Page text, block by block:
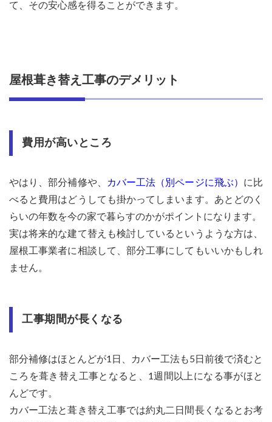
て、その安心感を得ることができます。
屋根葺き替え工事のデメリット
費用が高いところ
やはり、部分補修や、 カバー工法（別ページに飛ぶ） に比
べると費用はどうしても掛かってしまいます。あとどのく
らいの年数を今の家で暮らすのかがポイントになります。
実は将来的な建て替えも検討しているというような方は、
屋根工事業者に相談して、部分工事にしてもいいかもしれ
ません。
工事期間が長くなる
部分補修はほとんどが1日、カバー工法も5日前後で済むと
ころを葺き替え工事となると、1週間以上になる事がほと
んどです。
カバー工法と葺き替え工事では約丸二日間長くなるとお考